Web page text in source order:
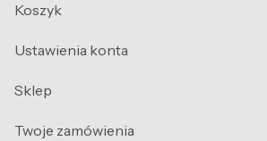
Koszyk
Ustawienia konta
Sklep
Twoje zamówienia